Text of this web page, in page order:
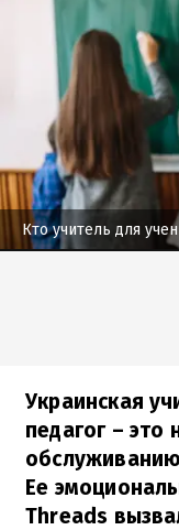
Кто учитель для
Украинская
педагог – это
Ее
Threads